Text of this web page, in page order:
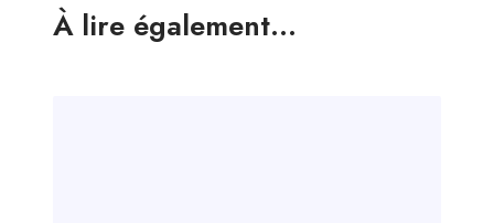
À lire également...